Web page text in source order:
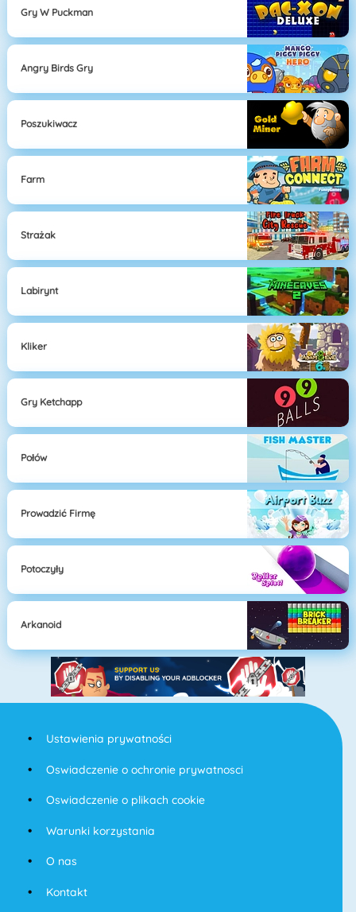
Gry W Puckman
Angry Birds Gry
Poszukiwacz
Farm
Strażak
Labirynt
Kliker
Gry Ketchapp
Połów
Prowadzić Firmę
Potoczyły
Arkanoid
Ustawienia prywatności
Oswiadczenie o ochronie prywatnosci
Oswiadczenie o plikach cookie
Warunki korzystania
O nas
Kontakt